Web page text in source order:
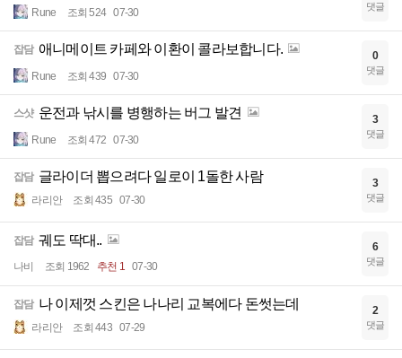
Rune 조회 524 07-30 댓글
잡담 애니메이트 카페와 이환이 콜라보합니다.
Rune 조회 439 07-30
0
댓글
스샷 운전과 낚시를 병행하는 버그 발견
Rune 조회 472 07-30
3
댓글
잡담 글라이더 뽑으려다 일로이 1돌한 사람
라리안 조회 435 07-30
3
댓글
잡담 궤도 딱대..
나비 조회 1962 추천 1 07-30
6
댓글
잡담 나 이제껏 스킨은 나나리 교복에다 돈썻는데
라리안 조회 443 07-29
2
댓글